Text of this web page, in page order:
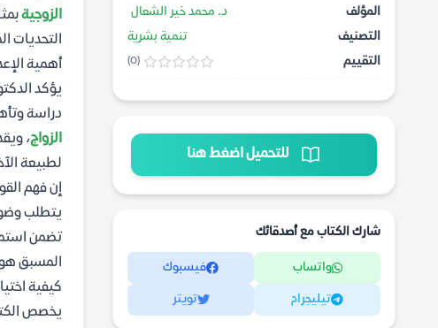
المؤلف
د. محمد خير الشعال
التصنيف
تنمية بشرية
التقييم
(0)
للتحميل اضغط هنا
شارك الكتاب مع أصدقائك
واتساب فيسبوك
تيليجرام تويتر
الزوجية
التحديات
أهمية
يؤكد
دراسة
الزواج،
لطبيعة
إن فهم
يتطلب
تضمن
المسبق هو
كيفية
يخصص